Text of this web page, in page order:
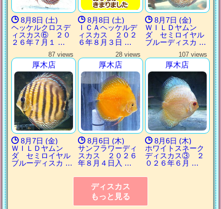
8月8日 (土)
ヘッケルクロスデ
ィスカス⑥ ２０
２６年７月１ …
8月8日 (土)
ＩＣＡヘッケルデ
ィスカス ２０２
６年８月３日 …
8月7日 (金)
ＷＩＬＤヤムン
ダ セミロイヤル
ブルーディスカ …
87 views
厚木店
8月7日 (金)
ＷＩＬＤヤムン
ダ セミロイヤル
ブルーディスカ …
28 views
厚木店
8月6日 (木)
サンフラワーディ
スカス ２０２６
年８月４日入 …
107 views
厚木店
8月6日 (木)
ホワイトスネーク
ディスカス③ ２
０２６年６月 …
ディスカス
もっと見る